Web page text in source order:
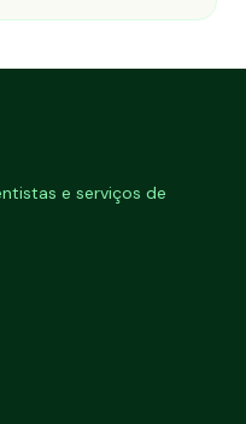
e serviços de